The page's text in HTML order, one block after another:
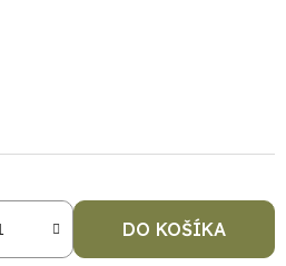
DO KOŠÍKA